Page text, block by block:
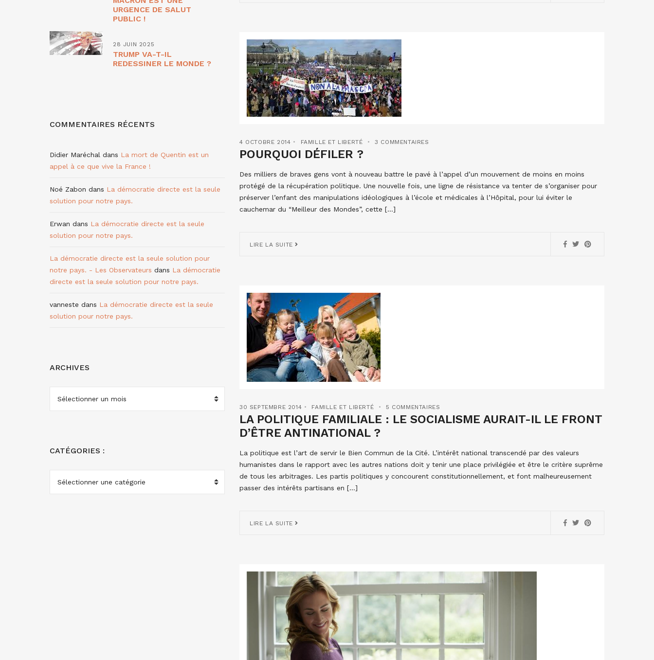
4 OCTOBRE 2014 FAMILLE ET LIBERTÉ 3 COMMENTAIRES
POURQUOI DÉFILER ?
Des milliers de braves gens vont à nouveau battre le pavé à l’appel d’un mouvement de moins en moins
protégé de la récupération politique. Une nouvelle fois, une ligne de résistance va tenter de s’organiser pour
préserver l’enfant des manipulations idéologiques à l’école et médicales à l’Hôpital, pour lui éviter le
cauchemar du “Meilleur des Mondes”, cette […]
LIRE LA SUITE
30 SEPTEMBRE 2014 FAMILLE ET LIBERTÉ 5 COMMENTAIRES
LA POLITIQUE FAMILIALE : LE SOCIALISME AURAIT-IL LE FRONT
D’ÊTRE ANTINATIONAL ?
La politique est l’art de servir le Bien Commun de la Cité. L’intérêt national transcendé par des valeurs
humanistes dans le rapport avec les autres nations doit y tenir une place privilégiée et être le critère suprême
de tous les arbitrages. Les partis politiques y concourent constitutionnellement, et font malheureusement
passer des intérêts partisans en […]
LIRE LA SUITE
URGENCE DE SALUT
PUBLIC !
28 JUIN 2025
TRUMP VA-T-IL
REDESSINER LE MONDE ?
COMMENTAIRES RÉCENTS
Didier Maréchal dans La mort de Quentin est un
appel à ce que vive la France !
Noé Zabon dans La démocratie directe est la seule
solution pour notre pays.
Erwan dans La démocratie directe est la seule
solution pour notre pays.
La démocratie directe est la seule solution pour
notre pays. - Les Observateurs dans La démocratie
directe est la seule solution pour notre pays.
vanneste dans La démocratie directe est la seule
solution pour notre pays.
ARCHIVES
ARCHIVES
CATÉGORIES :
CATÉGORIES